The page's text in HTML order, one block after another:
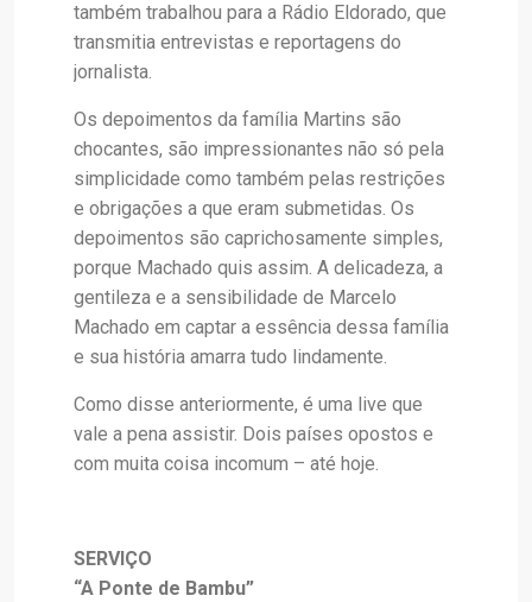
também trabalhou para a Rádio Eldorado, que
transmitia entrevistas e reportagens do
jornalista.
Os depoimentos da família Martins são
chocantes, são impressionantes não só pela
simplicidade como também pelas restrições
e obrigações a que eram submetidas. Os
depoimentos são caprichosamente simples,
porque Machado quis assim. A delicadeza, a
gentileza e a sensibilidade de Marcelo
Machado em captar a essência dessa família
e sua história amarra tudo lindamente.
Como disse anteriormente, é uma live que
vale a pena assistir. Dois países opostos e
com muita coisa incomum – até hoje.
SERVIÇO
“A Ponte de Bambu”